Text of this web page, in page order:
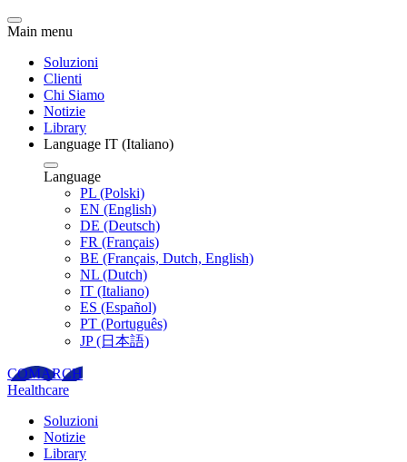
Main menu
Soluzioni
Clienti
Chi Siamo
Notizie
Library
Language IT (Italiano)
Language
PL (Polski)
EN (English)
DE (Deutsch)
FR (Français)
BE (Français, Dutch, English)
NL (Dutch)
IT (Italiano)
ES (Español)
PT (Português)
JP(日本語)
COMARCH
Healthcare
Soluzioni
Notizie
Library